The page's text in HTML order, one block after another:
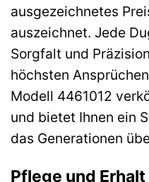
ausgezeichnetes
auszeichnet. Jede
Sorgfalt und
höchsten
Modell 4461012
und bietet Ihnen ein
das Generationen
Pflege und